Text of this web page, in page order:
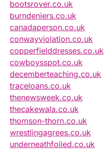
bootsrover.co.uk
burndeniers.co.uk
canadaperson.co.uk
conwayviolation.co.uk
copperfielddresses.co.uk
cowboysspot.co.uk
decemberteaching.co.uk
traceloans.co.uk
thenewsweek.co.uk
thecakewala.co.uk
thomson-thorn.co.uk
wrestlingagrees.co.uk
underneathfoiled.co.uk